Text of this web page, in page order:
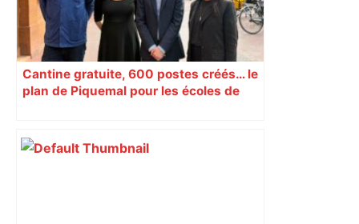
Cantine gratuite, 600 postes créés… le
plan de Piquemal pour les écoles de